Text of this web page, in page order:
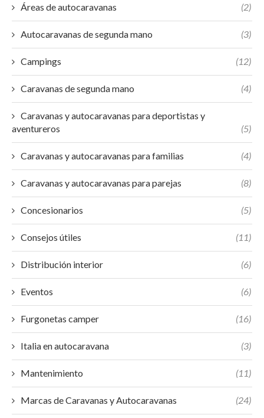
Áreas de autocaravanas (2)
Autocaravanas de segunda mano (3)
Campings (12)
Caravanas de segunda mano (4)
Caravanas y autocaravanas para deportistas y
aventureros
(5)
Caravanas y autocaravanas para familias (4)
Caravanas y autocaravanas para parejas (8)
Concesionarios (5)
Consejos útiles (11)
Distribución interior (6)
Eventos (6)
Furgonetas camper (16)
Italia en autocaravana (3)
Mantenimiento (11)
Marcas de Caravanas y Autocaravanas (24)